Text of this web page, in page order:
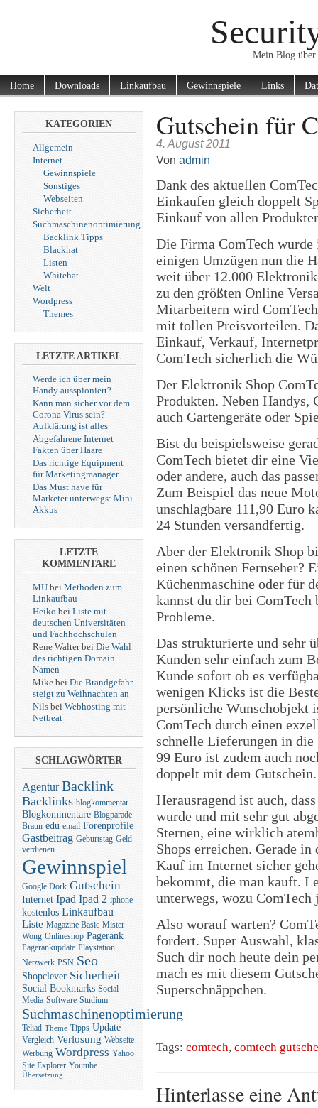
Mein Blog
Home Downloads Linkaufbau Gewinnspiele Links
KATEGORIEN
Allgemein
Internet
Gewinnspiele
Sonstiges
Webseiten
Sicherheit
Suchmaschinenoptimierung
Backlink Tipps
Blackhat
Listen
Whitehat
Welt
Wordpress
Themes
LETZTE ARTIKEL
Werde ich über mein
Handy ausspioniert?
Kann man sicher vor dem
Corona Virus sein?
Aufklärung ist alles
Abgefahrene Internet
Fakten über Haare
Das richtige Equipment
für Marketingmanager
Das Must have für
Marketer unterwegs: Mini
Akkus
LETZTE
KOMMENTARE
MU bei Methoden zum
Linkaufbau
Heiko bei Liste mit
deutschen Universitäten
und Fachhochschulen
Rene Walter bei Die Wahl
des richtigen Domain
Namen
Mike bei Die Brandgefahr
steigt zu Weihnachten an
Nils bei Webhosting mit
Netbeat
SCHLAGWÖRTER
Agentur Backlink
Backlinks blogkommentar
Blogkommentare Blogparade
Braun edu email Forenprofile
Gastbeitrag Geburtstag Geld
verdienen
Gewinnspiel
Google Dork Gutschein
Internet Ipad Ipad 2 iphone
kostenlos Linkaufbau
Liste Magazine Basic Mister
Wong Onlineshop Pagerank
Pagerankupdate Playstation
Netzwerk PSN Seo
Shopclever Sicherheit
Social Bookmarks Social
Media Software Studium
Suchmaschinenoptimierung
Teliad Theme Tipps Update
Vergleich Verlosung Webseite
Werbung Wordpress Yahoo
Site Explorer Youtube
Übersetzung
Gutschein für
4. August 2011
Von admin
Dank des aktuellen
Einkaufen gleich doppelt
Einkauf von allen
Die Firma ComTech wurde
einigen Umzügen nun die
weit über 12.000
zu den größten Online
Mitarbeitern wird
mit tollen Preisvorteilen.
Einkauf, Verkauf,
ComTech sicherlich die
Der Elektronik Shop
Produkten. Neben Handys,
auch Gartengeräte oder
Bist du beispielsweise
ComTech bietet dir eine
oder andere, auch das
Zum Beispiel das neue
unschlagbare 111,90 Euro
24 Stunden versandfertig.
Aber der Elektronik Shop
einen schönen Fernseher?
Küchenmaschine oder für
kannst du dir bei ComTech
Probleme.
Das strukturierte und sehr
Kunden sehr einfach zum
Kunde sofort ob es
wenigen Klicks ist die
persönliche Wunschobjekt
ComTech durch einen
schnelle Lieferungen in die
99 Euro ist zudem auch
doppelt mit dem Gutschein.
Herausragend ist auch,
wurde und mit sehr gut
Sternen, eine wirklich
Shops erreichen. Gerade
Kauf im Internet sicher
bekommt, die man kauft.
unterwegs, wozu
Also worauf warten?
fordert. Super Auswahl,
Such dir noch heute dein
mach es mit diesem
Superschnäppchen.
Tags: comtech, comtech
Hinterlasse eine